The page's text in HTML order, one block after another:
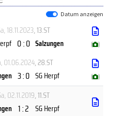
Datum anzeigen
18.11.2023, 13.ST
0 : 0 Salzungen ( )
01.06.2024, 28.ST
3 : 0 SG Herpf ( )
02.11.2019, 11.ST
1 : 2 SG Herpf